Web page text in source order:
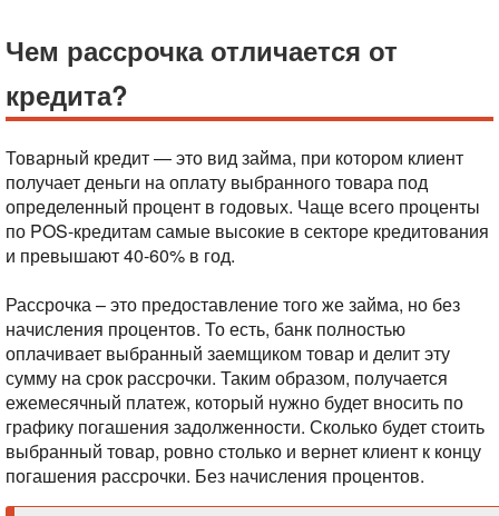
Чем рассрочка отличается от
кредита?
Товарный кредит — это вид займа, при котором клиент
получает деньги на оплату выбранного товара под
определенный процент в годовых. Чаще всего проценты
по POS-кредитам самые высокие в секторе кредитования
и превышают 40-60% в год.
Рассрочка – это предоставление того же займа, но без
начисления процентов. То есть, банк полностью
оплачивает выбранный заемщиком товар и делит эту
сумму на срок рассрочки. Таким образом, получается
ежемесячный платеж, который нужно будет вносить по
графику погашения задолженности. Сколько будет стоить
выбранный товар, ровно столько и вернет клиент к концу
погашения рассрочки. Без начисления процентов.